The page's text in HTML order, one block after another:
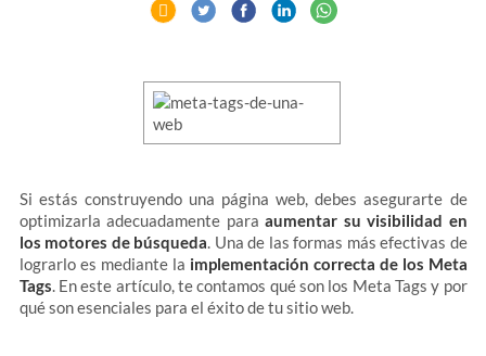
Si estás construyendo una página web, debes asegurarte de
optimizarla adecuadamente para aumentar su visibilidad en
los motores de búsqueda. Una de las formas más efectivas de
lograrlo es mediante la implementación correcta de los Meta
Tags. En este artículo, te contamos qué son los Meta Tags y por
qué son esenciales para el éxito de tu sitio web.